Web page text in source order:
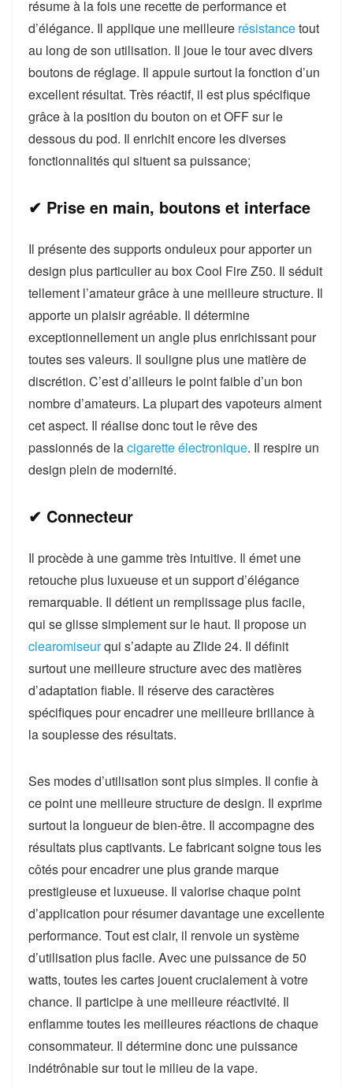
résume à la fois une recette de performance et
d’élégance. Il applique une meilleure résistancetout
au long de son utilisation. Il joue le tour avec divers
boutons de réglage. Il appuie surtout la fonction d’un
excellent résultat. Très réactif, il est plus spécifique
grâce à la position du bouton on et OFF sur le
dessous du pod. Il enrichit encore les diverses
fonctionnalités qui situent sa puissance;
✔ Prise en main, boutons et interface
Il présente des supports onduleux pour apporter un
design plus particulier au box Cool Fire Z50. Il séduit
tellement l’amateur grâce à une meilleure structure. Il
apporte un plaisir agréable. Il détermine
exceptionnellement un angle plus enrichissant pour
toutes ses valeurs. Il souligne plus une matière de
discrétion. C’est d’ailleurs le point faible d’un bon
nombre d’amateurs. La plupart des vapoteurs aiment
cet aspect. Il réalise donc tout le rêve des
passionnés de lacigarette électronique. Il respire un
design plein de modernité.
✔ Connecteur
Il procède à une gamme très intuitive. Il émet une
retouche plus luxueuse et un support d’élégance
remarquable. Il détient un remplissage plus facile,
qui se glisse simplement sur le haut. Il propose un
clearomiseurqui s’adapte au Zlide 24. Il définit
surtout une meilleure structure avec des matières
d’adaptation fiable. Il réserve des caractères
spécifiques pour encadrer une meilleure brillance à
la souplesse des résultats.
Ses modes d’utilisation sont plus simples. Il confie à
ce point une meilleure structure de design. Il exprime
surtout la longueur de bien-être. Il accompagne des
résultats plus captivants. Le fabricant soigne tous les
côtés pour encadrer une plus grande marque
prestigieuse et luxueuse. Il valorise chaque point
d’application pour résumer davantage une excellente
performance. Tout est clair, il renvoie un système
d’utilisation plus facile. Avec une puissance de 50
watts, toutes les cartes jouent crucialement à votre
chance. Il participe à une meilleure réactivité. Il
enflamme toutes les meilleures réactions de chaque
consommateur. Il détermine donc une puissance
indétrônable sur tout le milieu de la vape.